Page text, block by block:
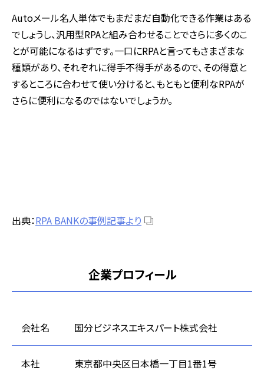
Autoメール名人単体でもまだまだ自動化できる作業はある
でしょうし、汎用型RPAと組み合わせることでさらに多くのこ
とが可能になるはずです。一口にRPAと言ってもさまざまな
種類があり、それぞれに得手不得手があるので、その得意と
するところに合わせて使い分けると、もともと便利なRPAが
さらに便利になるのではないでしょうか。
出典：RPA BANKの事例記事より
企業プロフィール
会社名 国分ビジネスエキスパート株式会社
本社 東京都中央区日本橋一丁目1番1号